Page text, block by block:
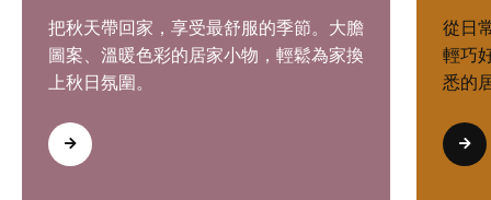
把秋天帶回家，享受最舒服的季節。大膽
圖案、溫暖色彩的居家小物，輕鬆為家換
上秋日氛圍。
從日
輕巧
悉的